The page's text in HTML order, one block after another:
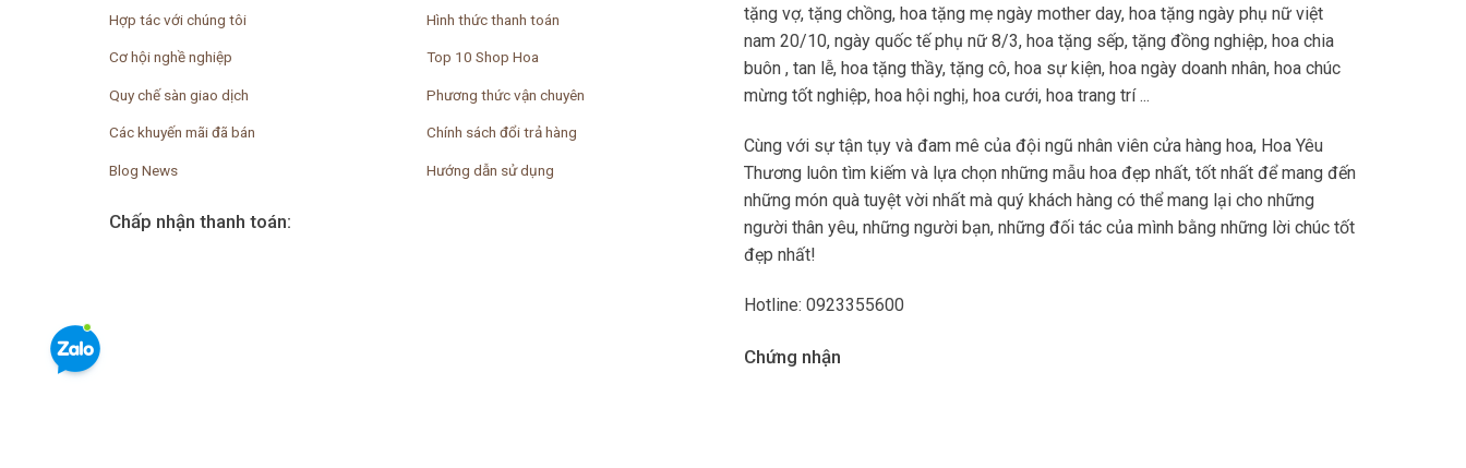
Hợp tác với chúng tôi
Cơ hội nghề nghiệp
Quy chế sàn giao dịch
Các khuyến mãi đã bán
Blog News
Hình thức thanh toán
Top 10 Shop Hoa
Phương thức vận chuyên
Chính sách đổi trả hàng
Hướng dẫn sử dụng
Chấp nhận thanh toán:
tặng vợ, tặng chồng, hoa tặng mẹ ngày mother day, hoa tặng ngày phụ nữ việt
nam 20/10, ngày quốc tế phụ nữ 8/3, hoa tặng sếp, tặng đồng nghiệp, hoa chia
buôn , tan lễ, hoa tặng thầy, tặng cô, hoa sự kiện, hoa ngày doanh nhân, hoa chúc
mừng tốt nghiệp, hoa hội nghị, hoa cưới, hoa trang trí ...
Cùng với sự tận tụy và đam mê của đội ngũ nhân viên cửa hàng hoa, Hoa Yêu
Thương luôn tìm kiếm và lựa chọn những mẫu hoa đẹp nhất, tốt nhất để mang đến
những món quà tuyệt vời nhất mà quý khách hàng có thể mang lại cho những
người thân yêu, những người bạn, những đối tác của mình bằng những lời chúc tốt
đẹp nhất!
Hotline: 0923355600
Chứng nhận